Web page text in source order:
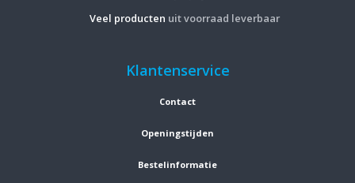
Veel producten uit voorraad leverbaar
Klantenservice
Contact
Openingstijden
Bestelinformatie